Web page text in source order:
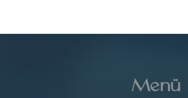
Menü